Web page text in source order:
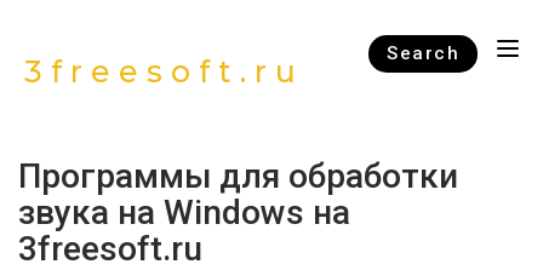
3freesoft.ru Search
Программы для обработки
звука на Windows на
3freesoft.ru